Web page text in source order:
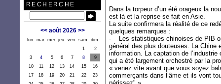
Dans la torpeur d’un été orageux la
est là et la reprise se fait en Asie.
La suite confirmera la réalité de ce
quelques remarques :
- Les statistiques chinoises de PIB
général des plus douteuses. La Chine
information. La captation de l’industrie
qui a été largement orchestré par la
« venez vite avant que vous soyez
commerçants dans l’âme et ils vont
RECHERCHE
<< août 2026 >>
lun. mar. mer. jeu. ven. sam.
dim.
1
2
3
4 5 6 7 8
9
10
11 12 13 14 15
16
17
18 19 20 21 22
23